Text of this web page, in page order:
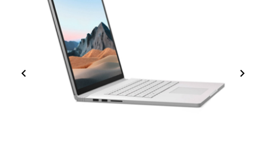
chevron_right
chevron_left